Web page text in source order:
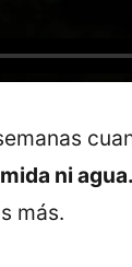
ni agua.
más.